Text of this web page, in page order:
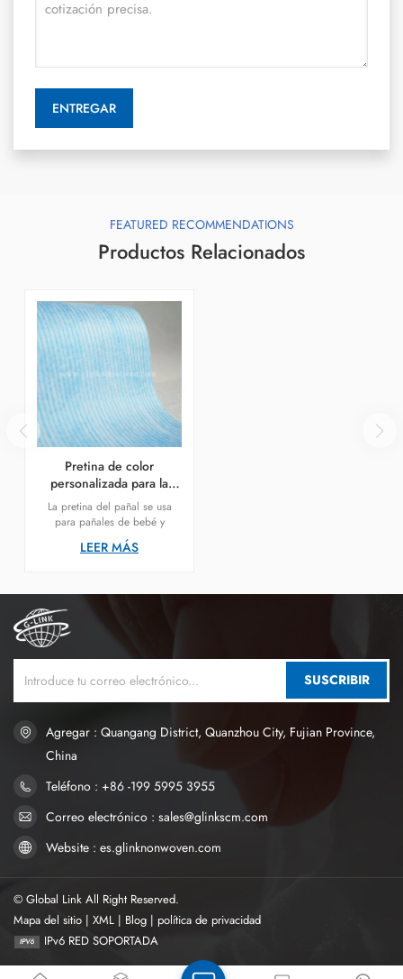
ENTREGAR
FEATURED RECOMMENDATIONS
Productos Relacionados
Pretina de color
personalizada para la
producción de pañales.
La pretina del pañal se usa
para pañales de bebé y
pañales de adulto.
LEER MÁS
SUSCRIBIR
Agregar : Quangang District, Quanzhou City, Fujian Province,
China
Teléfono : +86 -199 5995 3955
Correo electrónico : sales@glinkscm.com
Website : es.glinknonwoven.com
© Global Link All Right Reserved.
Mapa del sitio | XML | Blog | política de privacidad
IPv6 RED SOPORTADA